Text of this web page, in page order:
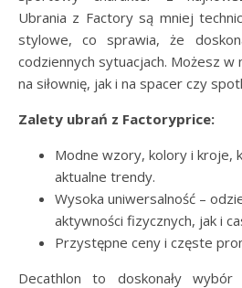
Ubrania z Factory są mniej
stylowe, co sprawia, że
codziennych sytuacjach. Możesz w
na siłownię, jak i na spacer czy
Zalety ubrań z Factoryprice:
Modne wzory, kolory i kroje,
aktualne trendy.
Wysoka uniwersalność –
aktywności fizycznych, jak i
Przystępne ceny i częste
Decathlon to doskonały wybór